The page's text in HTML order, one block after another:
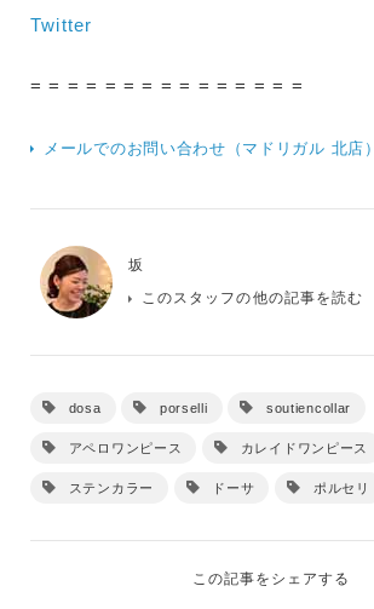
Twitter
= = = = = = = = = = = = = = =
メールでのお問い合わせ（マドリガル 北店）
坂
このスタッフの他の記事を読む
dosa porselli soutiencollar
アペロワンピース カレイドワンピース
ステンカラー ドーサ ポルセリ
この記事をシェアする